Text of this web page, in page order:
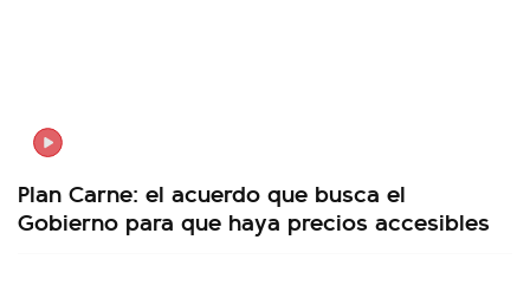
Plan Carne: el acuerdo que busca el
Gobierno para que haya precios accesibles